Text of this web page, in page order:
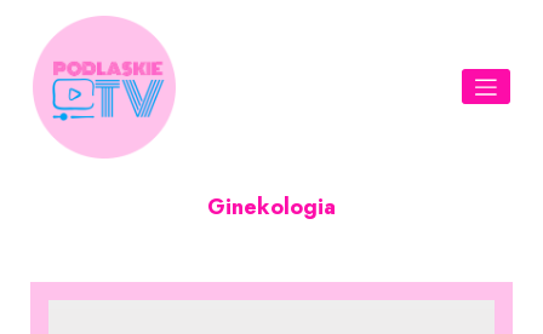
content
Ginekologia